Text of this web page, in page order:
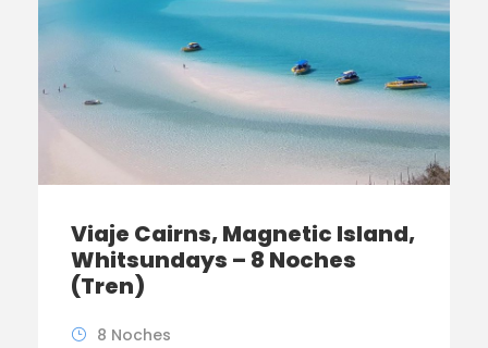
Viaje Cairns, Magnetic Island,
Whitsundays – 8 Noches
(Tren)
8 Noches